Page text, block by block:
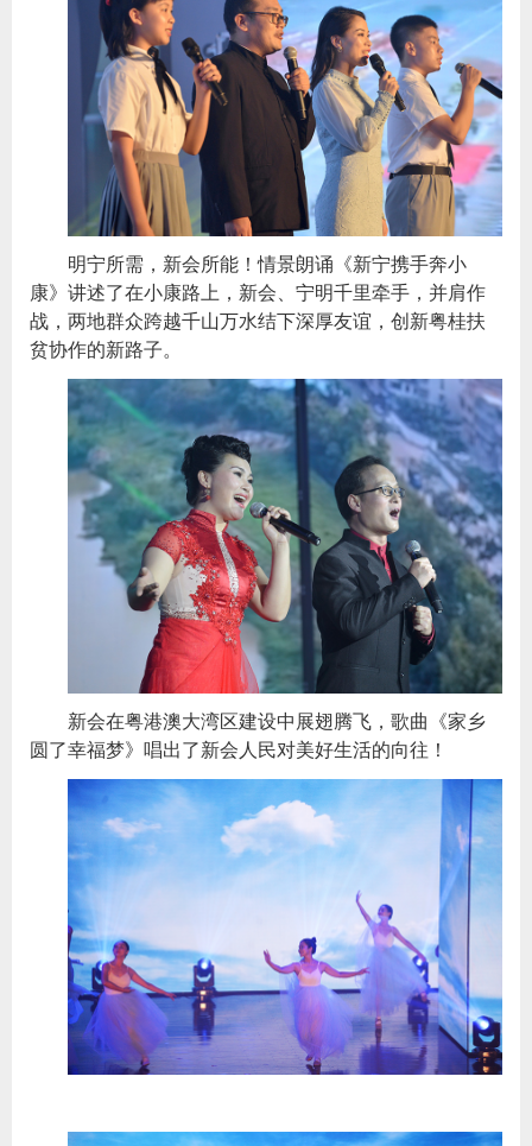
明宁所需，新会所能！情景朗诵《新宁携手奔小
康》讲述了在小康路上，新会、宁明千里牵手，并肩作
战，两地群众跨越千山万水结下深厚友谊，创新粤桂扶
贫协作的新路子。
新会在粤港澳大湾区建设中展翅腾飞，歌曲《家乡
圆了幸福梦》唱出了新会人民对美好生活的向往！